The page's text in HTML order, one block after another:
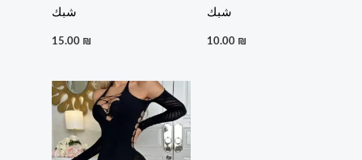
شبك
15.00 ₪
شبك
10.00 ₪